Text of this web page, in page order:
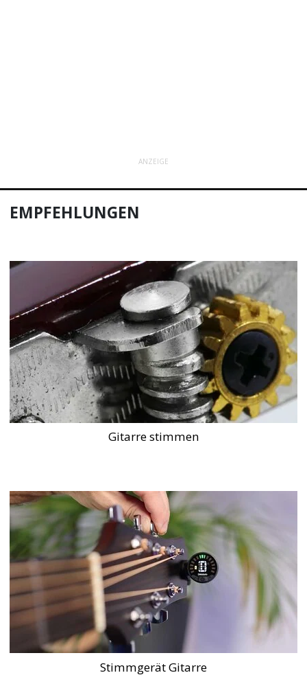
ANZEIGE
EMPFEHLUNGEN
Gitarre stimmen
Stimmgerät Gitarre